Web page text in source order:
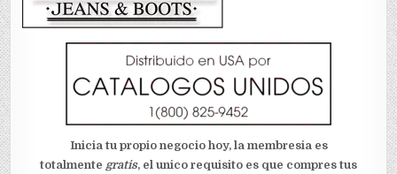
Inicia tu propio negocio hoy, la membresia es
totalmente gratis, el unico requisito es que compres tus